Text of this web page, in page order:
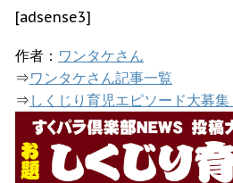
[adsense3]
作者： ワンタケさん
⇒ワンタケさん記事一覧
⇒ しくじり育児エピソード大募集